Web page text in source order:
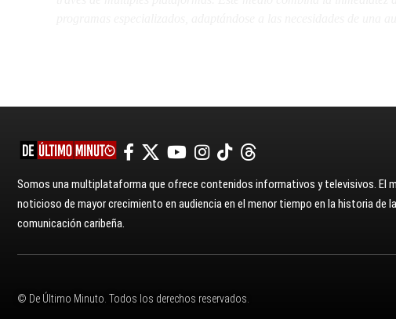
Somos una multiplataforma que ofrece contenidos informativos y televisivos. El
noticioso de mayor crecimiento en audiencia en el menor tiempo en la historia de la
comunicación caribeña.
© De Último Minuto. Todos los derechos reservados.